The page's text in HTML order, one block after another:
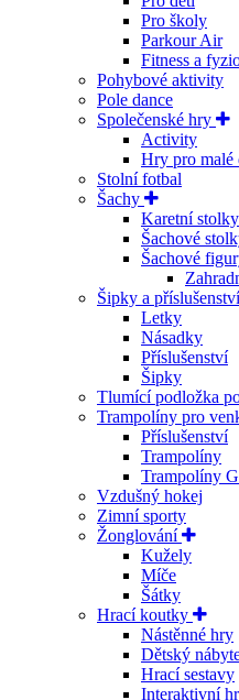
Pro školy
Parkour Air
Fitness a
Pohybové aktivity
Pole dance
Společenské hry
Activity
Hry pro malé
Stolní fotbal
Šachy
Karetní stolky
Šachové
Šachové
Šipky a
Letky
Násadky
Příslušenství
Šipky
Tlumící podložka
Trampolíny pro
Příslušenství
Trampolíny
Trampolíny
Vzdušný hokej
Zimní sporty
Žonglování
Kužely
Míče
Šátky
Hrací koutky
Nástěnné hry
Dětský
Hrací sestavy
Interaktivní